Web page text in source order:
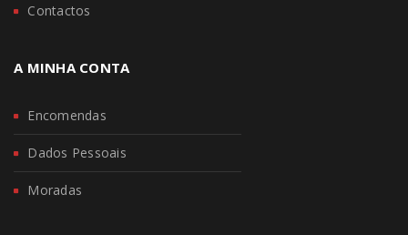
Contactos
A MINHA CONTA
Encomendas
Dados Pessoais
Moradas